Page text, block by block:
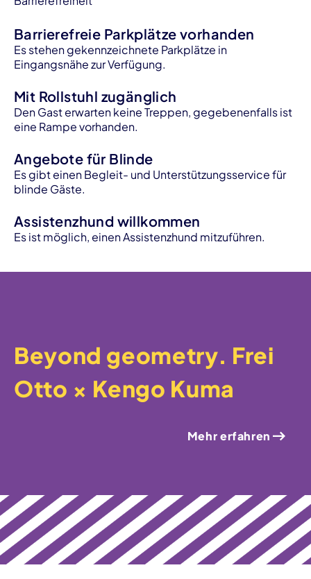
Barrierefreie Parkplätze vorhanden
Es stehen gekennzeichnete Parkplätze in
Eingangsnähe zur Verfügung.
Mit Rollstuhl zugänglich
Den Gast erwarten keine Treppen, gegebenenfalls ist
eine Rampe vorhanden.
Angebote für Blinde
Es gibt einen Begleit- und Unterstützungsservice für
blinde Gäste.
Assistenzhund willkommen
Es ist möglich, einen Assistenzhund mitzuführen.
Beyond geometry. Frei
Otto × Kengo Kuma
Mehr erfahren